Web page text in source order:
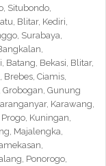
Situbondo,
Blitar, Kediri,
Surabaya,
Batang, Bekasi, Blitar,
Brebes, Ciamis,
Grobogan, Gunung
Karawang,
Kuningan,
Majalengka,
Ponorogo,